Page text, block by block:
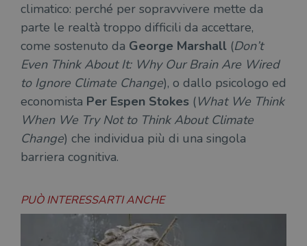
climatico: perché per sopravvivere mette da
parte le realtà troppo difficili da accettare,
come sostenuto da George Marshall (Don’t
Even Think About It: Why Our Brain Are Wired
to Ignore Climate Change), o dallo psicologo ed
economista Per Espen Stokes (What We Think
When We Try Not to Think About Climate
Change) che individua più di una singola
barriera cognitiva.
PUÒ INTERESSARTI ANCHE